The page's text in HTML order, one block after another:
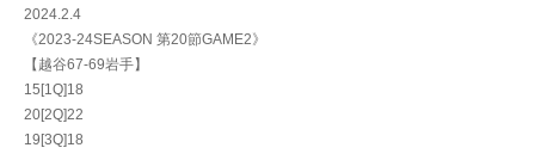
2024.2.4
《2023-24SEASON 第20節GAME2》
【越谷67-69岩手】
15[1Q]18
20[2Q]22
19[3Q]18